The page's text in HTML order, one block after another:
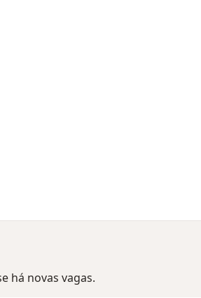
há novas vagas.